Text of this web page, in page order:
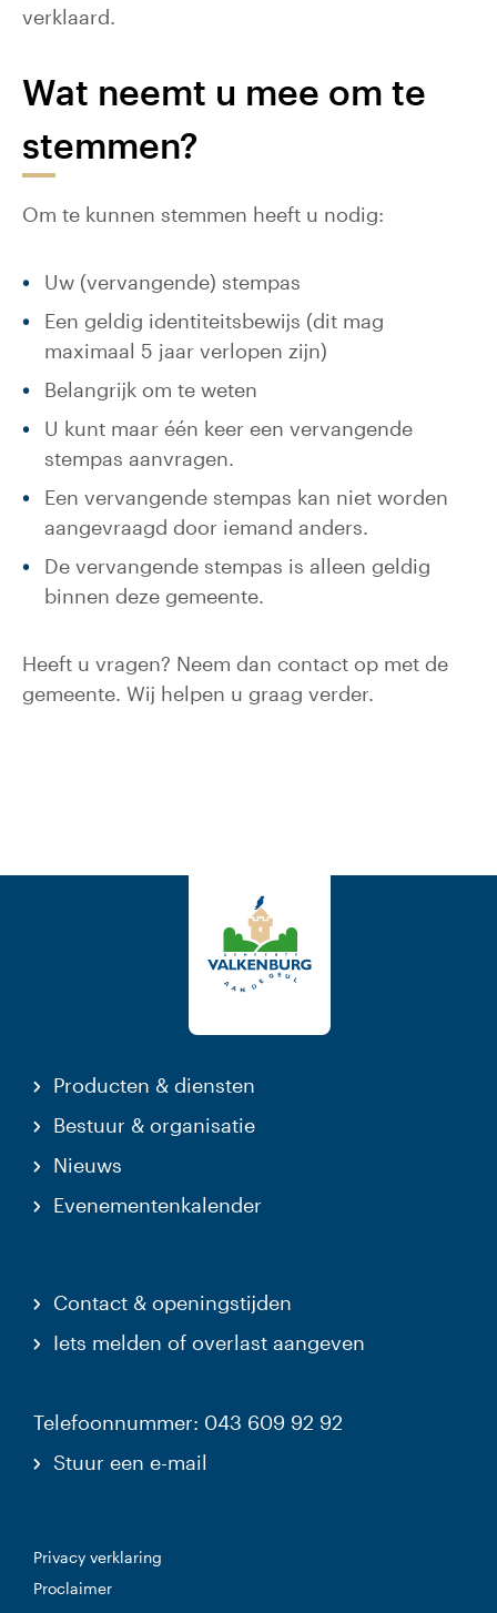
verklaard.
Wat neemt u mee om te
stemmen?
Om te kunnen stemmen heeft u nodig:
Uw (vervangende) stempas
Een geldig identiteitsbewijs (dit mag
maximaal 5 jaar verlopen zijn)
Belangrijk om te weten
U kunt maar één keer een vervangende
stempas aanvragen.
Een vervangende stempas kan niet worden
aangevraagd door iemand anders.
De vervangende stempas is alleen geldig
binnen deze gemeente.
Heeft u vragen? Neem dan contact op met de
gemeente. Wij helpen u graag verder.
Producten & diensten
Bestuur & organisatie
Nieuws
Evenementenkalender
Contact & openingstijden
Iets melden of overlast aangeven
Telefoonnummer: 043 609 92 92
Stuur een e-mail
Privacy verklaring
Proclaimer